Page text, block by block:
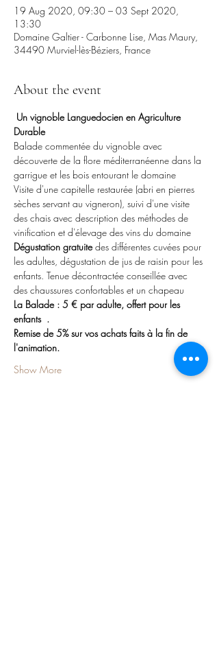
19 Aug 2020, 09:30 – 03 Sept 2020,
13:30
Domaine Galtier - Carbonne Lise, Mas Maury,
34490 Murviel-lès-Béziers, France
About the event
Un vignoble Languedocien en Agriculture
Durable
Balade commentée du vignoble avec
découverte de la flore méditerranéenne dans la
garrigue et les bois entourant le domaine
Visite d'une capitelle restaurée (abri en pierres
sèches servant au vigneron), suivi d'une visite
des chais avec description des méthodes de
vinification et d'élevage des vins du domaine
Dégustation gratuite des différentes cuvées pour
les adultes, dégustation de jus de raisin pour les
enfants. Tenue décontractée conseillée avec
des chaussures confortables et un chapeau
La Balade : 5 € par adulte, offert pour les
enfants  .
Remise de 5% sur vos achats faits à la fin de
l'animation.
Show More